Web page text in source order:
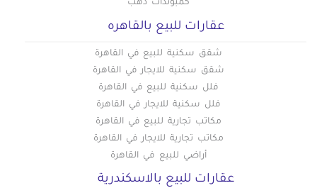
كمبوندات دهب
عقارات للبيع بالقاهره
شقق سكنية للبيع في القاهرة
شقق سكنية للايجار في القاهرة
فلل سكنية للبيع في القاهرة
فلل سكنية للايجار في القاهرة
مكاتب تجارية للبيع في القاهرة
مكاتب تجارية للايجار في القاهرة
أراضي للبيع في القاهرة
عقارات للبيع بالاسكندرية